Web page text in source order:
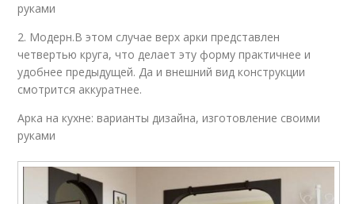
руками
2. Модерн.В этом случае верх арки представлен
четвертью круга, что делает эту форму практичнее и
удобнее предыдущей. Да и внешний вид конструкции
смотрится аккуратнее.
Арка на кухне: варианты дизайна, изготовление своими
руками